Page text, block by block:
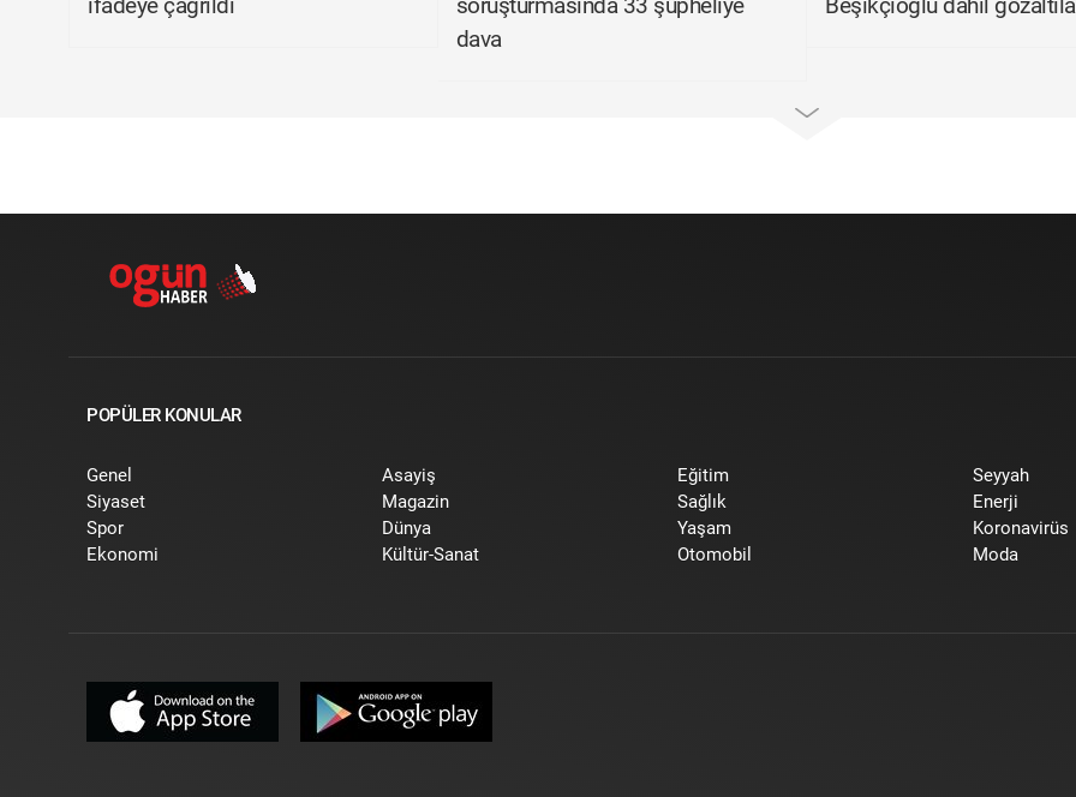
dava
POPÜLER KONULAR
Genel
Siyaset
Spor
Ekonomi
Asayiş
Magazin
Dünya
Kültür-Sanat
Eğitim
Sağlık
Yaşam
Otomobil
Seyyah
Enerji
Koronavirüs
Moda